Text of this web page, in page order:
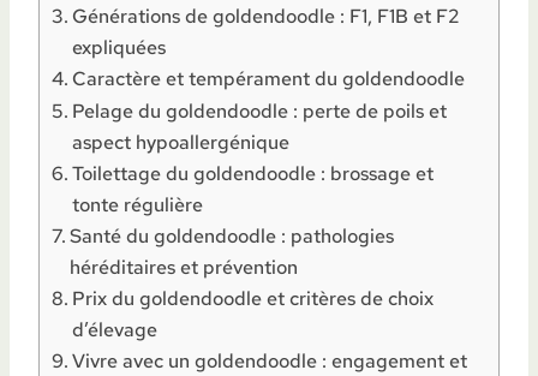
Générations de goldendoodle : F1, F1B et F2
expliquées
Caractère et tempérament du goldendoodle
Pelage du goldendoodle : perte de poils et
aspect hypoallergénique
Toilettage du goldendoodle : brossage et
tonte régulière
Santé du goldendoodle : pathologies
héréditaires et prévention
Prix du goldendoodle et critères de choix
d’élevage
Vivre avec un goldendoodle : engagement et